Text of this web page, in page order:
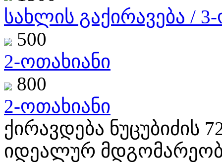
სახლის გაქირავება /
500
2-ოთახიანი
800
2-ოთახიანი
ქირავდება ნუცუბიძის
იდეალურ